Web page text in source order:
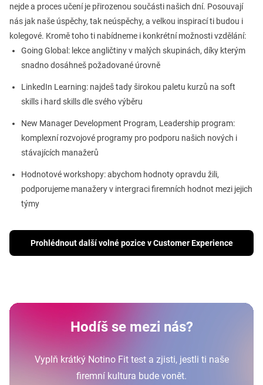
nejde a proces učení je přirozenou součásti našich dní. Posouvají
nás jak naše úspěchy, tak neúspěchy, a velkou inspirací ti budou i
kolegové. Kromě toho ti nabídneme i konkrétní možnosti vzdělání:
Going Global: lekce angličtiny v malých skupinách, díky kterým
snadno dosáhneš požadované úrovně
LinkedIn Learning: najdeš tady širokou paletu kurzů na soft
skills i hard skills dle svého výběru
New Manager Development Program, Leadership program:
komplexní rozvojové programy pro podporu našich nových i
stávajících manažerů
Hodnotové workshopy: abychom hodnoty opravdu žili,
podporujeme manažery v intergraci firemních hodnot mezi jejich
týmy
Prohlédnout další volné pozice v Customer Experience
Hodíš se mezi nás?
Vyplň krátký Notino Fit test a zjisti, jestli ti naše
firemní kultura bude vonět.